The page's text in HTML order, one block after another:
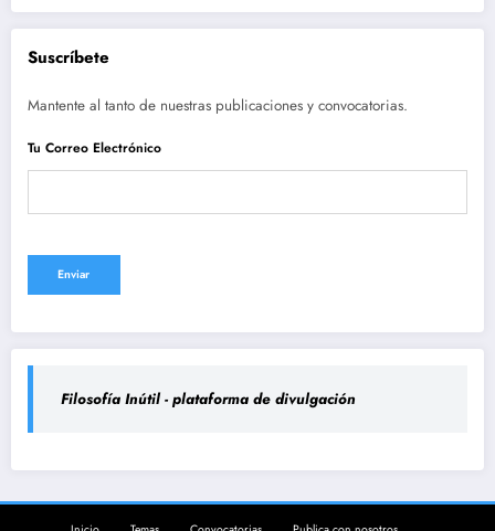
Suscríbete
Mantente al tanto de nuestras publicaciones y convocatorias.
Tu Correo Electrónico
Filosofía Inútil - plataforma de divulgación